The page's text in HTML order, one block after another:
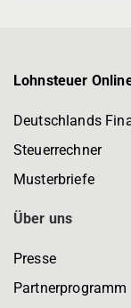
Lohnsteuer
Deutschlands
Steuerrechner
Musterbriefe
Über uns
Presse
Partnerprogramm